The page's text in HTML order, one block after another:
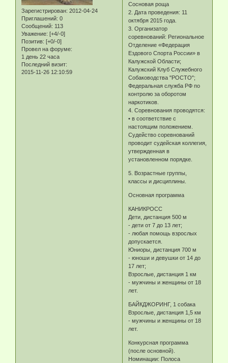
Зарегистрирован: 2012-04-24
Приглашений: 0
Сообщений: 113
Уважение: [+4/-0]
Позитив: [+0/-0]
Провел на форуме:
1 день 22 часа
Последний визит:
2015-11-26 12:10:59
Сосновая роща
2. Дата проведения: 11
октября 2015 года.
3. Организатор
соревнований: Региональное
Отделение «Федерация
Ездового Спорта России» в
Калужской Области;
Калужский Клуб Служебного
Собаководства "РОСТО";
Федеральная служба РФ по
контролю за оборотом
наркотиков.
4. Соревнования проводятся:
• в соответствие c
настоящим положением.
Судейство соревнований
проводит судейская коллегия,
утвержденная в
установленном порядке.
5. Возрастные группы,
классы и дисциплины.
Основная программа
КАНИКРОСС
Дети, дистанция 500 м
- дети от 7 до 13 лет;
- любая помощь взрослых
допускается.
Юниоры, дистанция 700 м
- юноши и девушки от 14 до
17 лет;
Взрослые, дистанция 1 км
- мужчины и женщины от 18
лет.
БАЙКДЖОРИНГ, 1 собака
Взрослые, дистанция 1,5 км
- мужчины и женщины от 18
лет.
Конкурсная программа
(после основной).
Номинации: Полоса